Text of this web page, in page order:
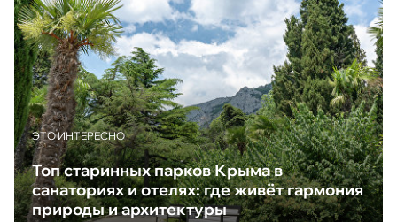
ЭТО ИНТЕРЕСНО
Топ старинных парков Крыма в
санаториях и отелях: где живёт гармония
природы и архитектуры